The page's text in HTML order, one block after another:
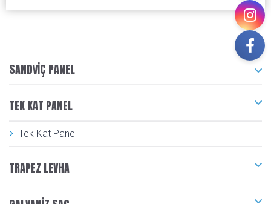
SANDVIÇ PANEL
TEK KAT PANEL
Tek Kat Panel
TRAPEZ LEVHA